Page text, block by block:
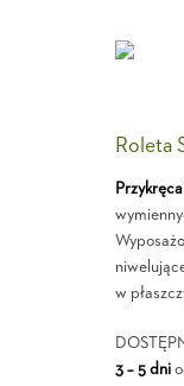
Roleta
w
3 – 5 dni